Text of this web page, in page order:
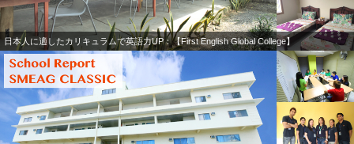
日本人に適したカリキュラムで英語力UP：【First English Global College】